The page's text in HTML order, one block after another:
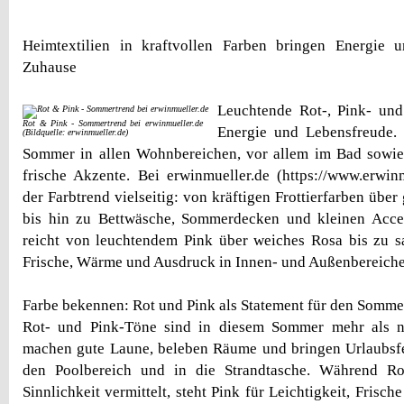
Heimtextilien in kraftvollen Farben bringen Energie
Zuhause
Rot & Pink - Sommertrend bei erwinmueller.de
(Bildquelle: erwinmueller.de)
Leuchtende Rot-, Pink-
Energie und
Sommer in allen Wohnbereichen, vor allem im Bad
frische Akzente. Bei erwinmueller.de (https://
der Farbtrend vielseitig: von kräftigen Frottierfarben über
bis hin zu Bettwäsche, Sommerdecken und kleinen
reicht von leuchtendem Pink über weiches Rosa bis zu
Frische, Wärme und Ausdruck in Innen- und
Farbe bekennen: Rot und Pink als Statement für den
Rot- und Pink-Töne sind in diesem Sommer mehr als
machen gute Laune, beleben Räume und bringen
den Poolbereich und in die Strandtasche. Während
Sinnlichkeit vermittelt, steht Pink für Leichtigkeit, Frische